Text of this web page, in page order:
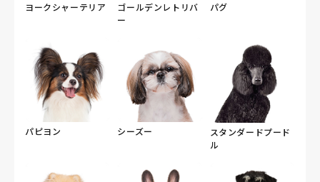
ヨークシャーテリア
ゴールデンレトリバ
ー
パグ
パピヨン シーズー
スタンダードプード
ル